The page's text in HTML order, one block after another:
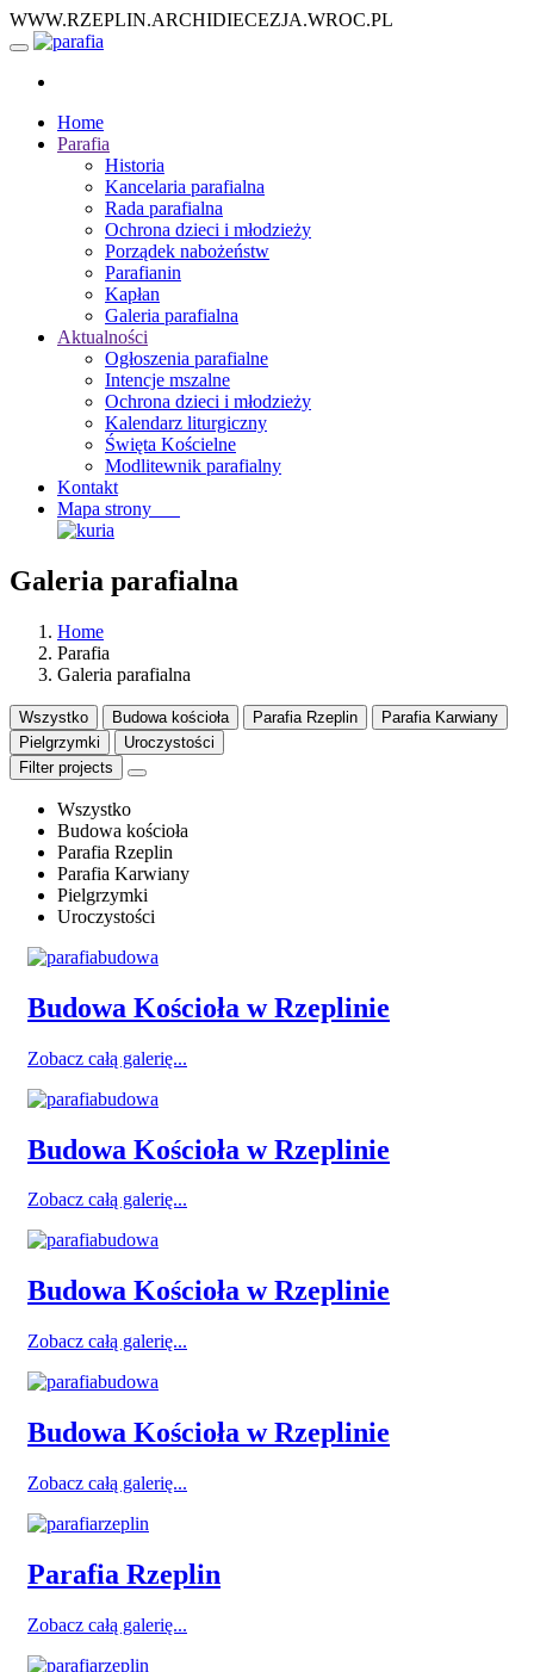
WWW.RZEPLIN.ARCHIDIECEZJA.WROC.PL
Home
Parafia
Historia
Kancelaria parafialna
Rada parafialna
Ochrona dzieci i młodzieży
Porządek nabożeństw
Parafianin
Kapłan
Galeria parafialna
Aktualności
Ogłoszenia parafialne
Intencje mszalne
Ochrona dzieci i młodzieży
Kalendarz liturgiczny
Święta Kościelne
Modlitewnik parafialny
Kontakt
Mapa strony
Galeria parafialna
Home
Parafia
Galeria parafialna
Wszystko Budowa kościoła Parafia Rzeplin
Parafia Karwiany
Pielgrzymki
Uroczystości
Filter projects
Wszystko
Budowa kościoła
Parafia Rzeplin
Parafia Karwiany
Pielgrzymki
Uroczystości
Budowa Kościoła w Rzeplinie
Zobacz całą galerię...
Budowa Kościoła w Rzeplinie
Zobacz całą galerię...
Budowa Kościoła w Rzeplinie
Zobacz całą galerię...
Budowa Kościoła w Rzeplinie
Zobacz całą galerię...
Parafia Rzeplin
Zobacz całą galerię...